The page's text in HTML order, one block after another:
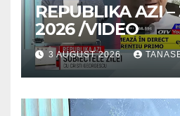
REPUBLIKA AZI –
2026 /VIDEO
3 AUGUST 2026